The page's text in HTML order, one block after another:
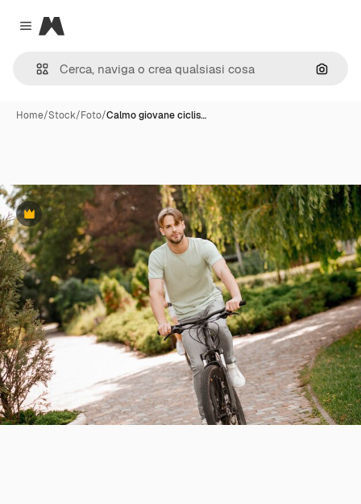
Close menu
Magnific
Cerca
Home/Stock/Foto/Calmo giovane ciclis…
Premium